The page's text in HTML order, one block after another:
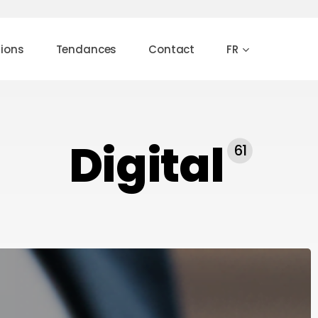
Tendances Contact FR
Digital 61